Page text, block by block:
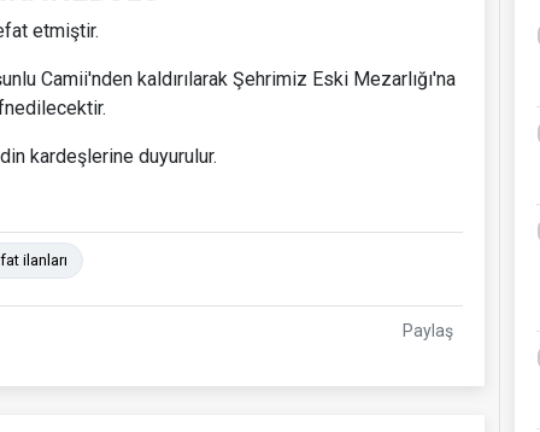
etmiştir.
Camii'nden kaldırılarak Şehrimiz Eski Mezarlığı'na
kardeşlerine duyurulur.
ilanları
Paylaş